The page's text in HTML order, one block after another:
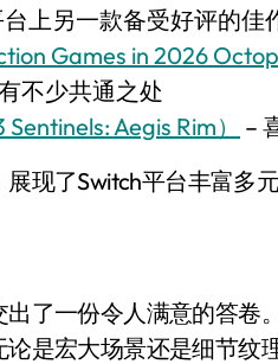
台上另一款备受好评的佳
Games in 2026
不少共通之处
Aegis Rim）
–
现了Switch平台丰富多
了一份令人满意的答卷
是宏大场景还是细节纹